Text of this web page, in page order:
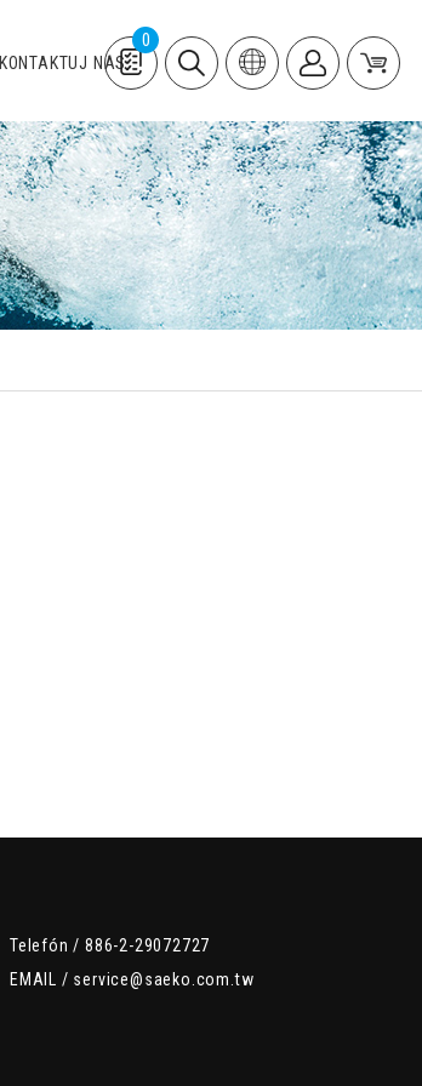
0
KONTAKTUJ NÁS
Telefón /886-2-29072727
EMAIL / service@saeko.com.tw